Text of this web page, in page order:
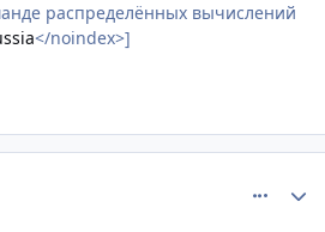
распределённых вычислений
</noindex>]